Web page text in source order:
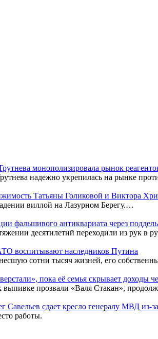
монополизировала рынок
надежно укрепилась на рынке
Татьяны Голиковой и Виктора
виллой на Лазурном Берегу.…
фальшивого антиквариата через
десятилетий переходили из рук в
воспитывают наследников Путина
сотни тысяч жизней, его
пока её семья скрывает доходы
прозвали «Валя Стакан»,
сдает кресло генералу МВД из-
работы.